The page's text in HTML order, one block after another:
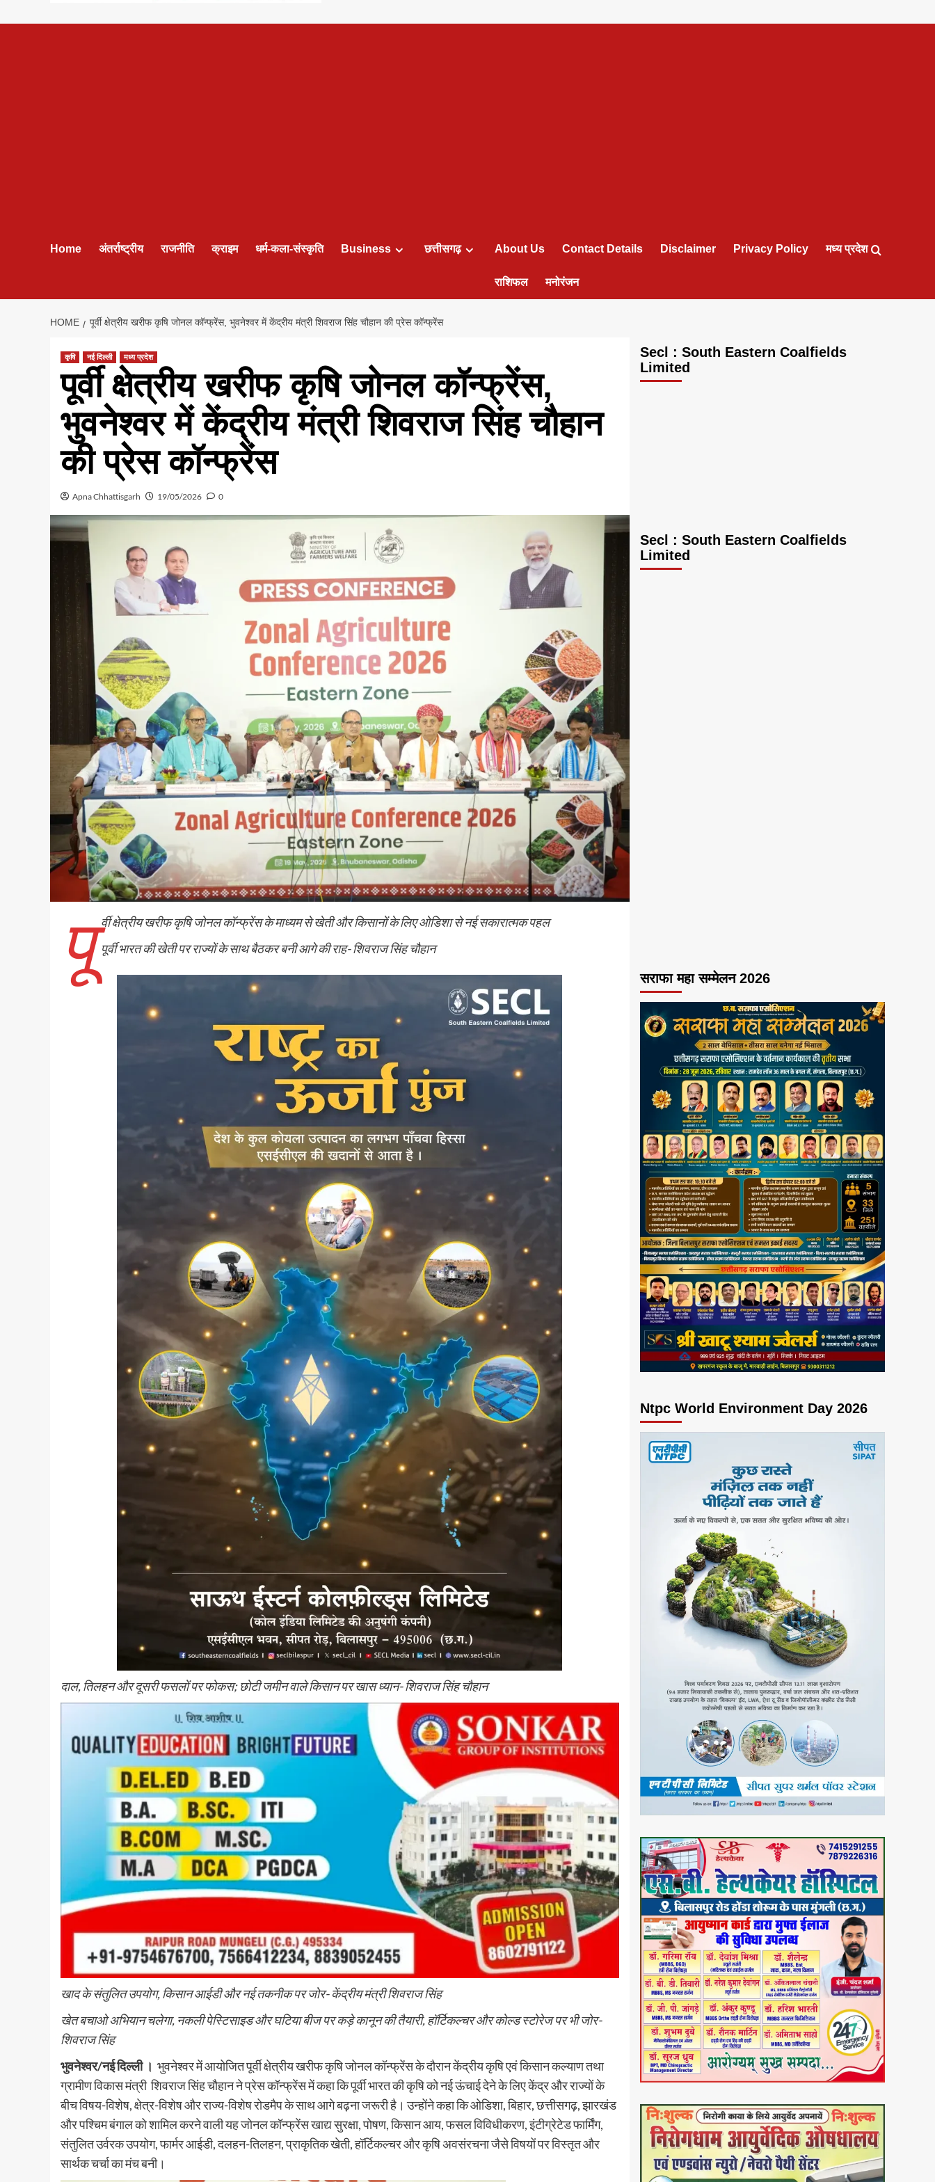
Home अंतर्राष्ट्रीय राजनीति क्राइम धर्म-कला-संस्कृति Business छत्तीसगढ़ About Us Contact Details Disclaimer Privacy Policy मध्य प्रदेश
राशिफल मनोरंजन
HOME पूर्वी क्षेत्रीय खरीफ कृषि जोनल कॉन्फ्रेंस, भुवनेश्वर में केंद्रीय मंत्री शिवराज सिंह चौहान की प्रेस कॉन्फ्रेंस
कृषि नई दिल्ली मध्य प्रदेश
पूर्वी क्षेत्रीय खरीफ कृषि जोनल कॉन्फ्रेंस,
भुवनेश्वर में केंद्रीय मंत्री शिवराज सिंह चौहान
की प्रेस कॉन्फ्रेंस
Apna Chhattisgarh 19/05/2026 0
पू र्वी क्षेत्रीय खरीफ कृषि जोनल कॉन्फ्रेंस के माध्यम से खेती और किसानों के लिए ओडिशा से नई सकारात्मक पहल
पूर्वी भारत की खेती पर राज्यों के साथ बैठकर बनी आगे की राह- शिवराज सिंह चौहान
दाल, तिलहन और दूसरी फसलों पर फोकस; छोटी जमीन वाले किसान पर खास ध्यान- शिवराज सिंह चौहान
खाद के संतुलित उपयोग, किसान आईडी और नई तकनीक पर जोर- केंद्रीय मंत्री शिवराज सिंह
खेत बचाओ अभियान चलेगा, नकली पेस्टिसाइड और घटिया बीज पर कड़े कानून की तैयारी, हॉर्टिकल्चर और कोल्ड स्टोरेज पर भी जोर-
शिवराज सिंह
भुवनेश्वर/नई दिल्ली । भुवनेश्वर में आयोजित पूर्वी क्षेत्रीय खरीफ कृषि जोनल कॉन्फ्रेंस के दौरान केंद्रीय कृषि एवं किसान कल्याण तथा
ग्रामीण विकास मंत्री शिवराज सिंह चौहान ने प्रेस कॉन्फ्रेंस में कहा कि पूर्वी भारत की कृषि को नई ऊंचाई देने के लिए केंद्र और राज्यों के
बीच विषय-विशेष, क्षेत्र-विशेष और राज्य-विशेष रोडमैप के साथ आगे बढ़ना जरूरी है। उन्होंने कहा कि ओडिशा, बिहार, छत्तीसगढ़, झारखंड
और पश्चिम बंगाल को शामिल करने वाली यह जोनल कॉन्फ्रेंस खाद्य सुरक्षा, पोषण, किसान आय, फसल विविधीकरण, इंटीग्रेटेड फार्मिंग,
संतुलित उर्वरक उपयोग, फार्मर आईडी, दलहन-तिलहन, प्राकृतिक खेती, हॉर्टिकल्चर और कृषि अवसंरचना जैसे विषयों पर विस्तृत और
सार्थक चर्चा का मंच बनी।
Secl : South Eastern Coalfields
Limited
Secl : South Eastern Coalfields
Limited
सराफा महा सम्मेलन 2026
Ntpc World Environment Day 2026